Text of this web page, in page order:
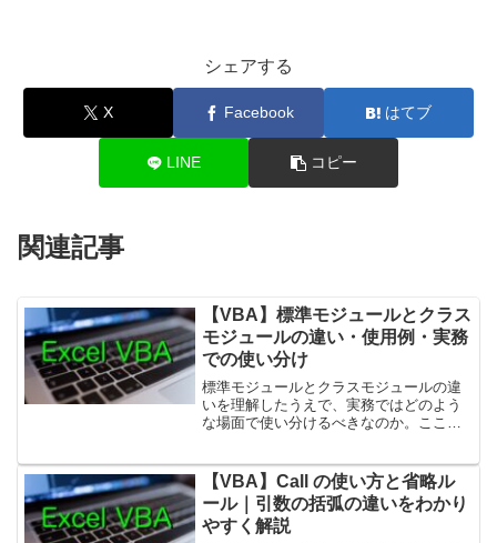
シェアする
X Facebook はてブ
LINE コピー
関連記事
【VBA】標準モジュールとクラス
モジュールの違い・使用例・実務
での使い分け
標準モジュールとクラスモジュールの違
いを理解したうえで、実務ではどのよう
な場面で使い分けるべきなのか。ここで
標準モジュールの使用例（実務で多いパ
ターン）① メイン処...
【VBA】Call の使い方と省略ル
ール｜引数の括弧の違いをわかり
やすく解説